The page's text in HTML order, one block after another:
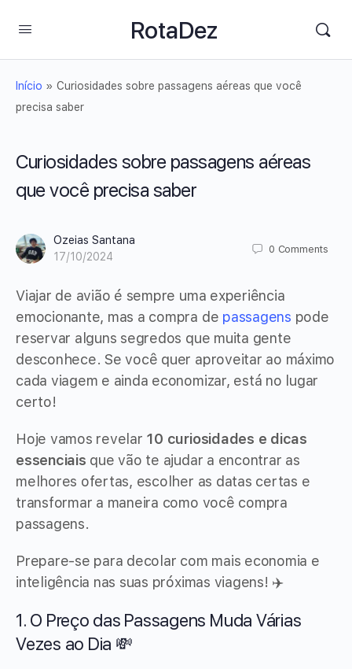
RotaDez
Início » Curiosidades sobre passagens aéreas que você
precisa saber
Curiosidades sobre passagens aéreas
que você precisa saber
Ozeias Santana
17/10/2024
0 Comments
Viajar de avião é sempre uma experiência
emocionante, mas a compra de passagens pode
reservar alguns segredos que muita gente
desconhece. Se você quer aproveitar ao máximo
cada viagem e ainda economizar, está no lugar
certo!
Hoje vamos revelar 10 curiosidades e dicas
essenciais que vão te ajudar a encontrar as
melhores ofertas, escolher as datas certas e
transformar a maneira como você compra
passagens.
Prepare-se para decolar com mais economia e
inteligência nas suas próximas viagens! ✈️
1. O Preço das Passagens Muda Várias
Vezes ao Dia 💸